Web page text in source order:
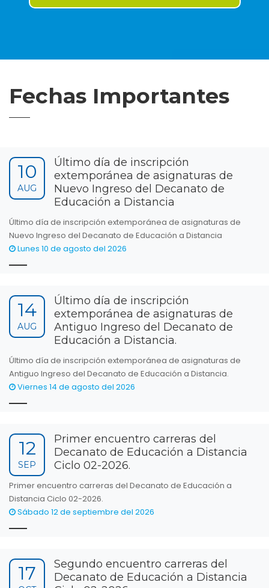
Fechas Importantes
10
AUG
Último día de inscripción
extemporánea de asignaturas de
Nuevo Ingreso del Decanato de
Educación a Distancia
Último día de inscripción extemporánea de asignaturas de
Nuevo Ingreso del Decanato de Educación a Distancia
Lunes 10 de agosto del 2026
14
AUG
Último día de inscripción
extemporánea de asignaturas de
Antiguo Ingreso del Decanato de
Educación a Distancia.
Último día de inscripción extemporánea de asignaturas de
Antiguo Ingreso del Decanato de Educación a Distancia.
Viernes 14 de agosto del 2026
12
SEP
Primer encuentro carreras del
Decanato de Educación a Distancia
Ciclo 02-2026.
Primer encuentro carreras del Decanato de Educación a
Distancia Ciclo 02-2026.
Sábado 12 de septiembre del 2026
17
Segundo encuentro carreras del
Decanato de Educación a Distancia